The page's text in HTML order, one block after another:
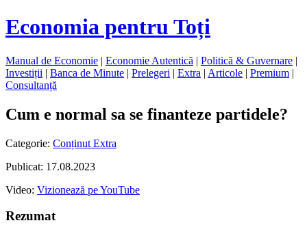
Economia pentru Toți
Manual de Economie | Economie Autentică | Politică & Guvernare |
Investiții | Banca de Minute | Prelegeri | Extra | Articole | Premium |
Consultanță
Cum e normal sa se finanteze partidele?
Categorie: Conținut Extra
Publicat: 17.08.2023
Video: Vizionează pe YouTube
Rezumat